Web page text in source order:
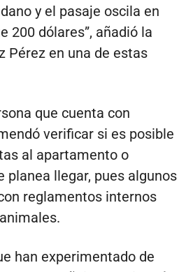
y el pasaje oscila en
200 dólares”, añadió la
Pérez en una de estas
que cuenta con
verificar si es posible
al apartamento o
planea llegar, pues algunos
reglamentos internos
han experimentado de